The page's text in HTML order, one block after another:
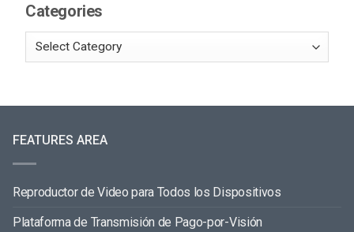
Categories
FEATURES AREA
Reproductor de Video para Todos los Dispositivos
Plataforma de Transmisión de Pago-por-Visión